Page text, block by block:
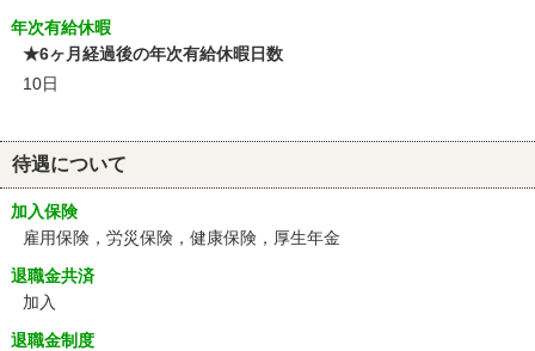
年次有給休暇
★6ヶ月経過後の年次有給休暇日数
10日
待遇について
加入保険
雇用保険，労災保険，健康保険，厚生年金
退職金共済
加入
退職金制度